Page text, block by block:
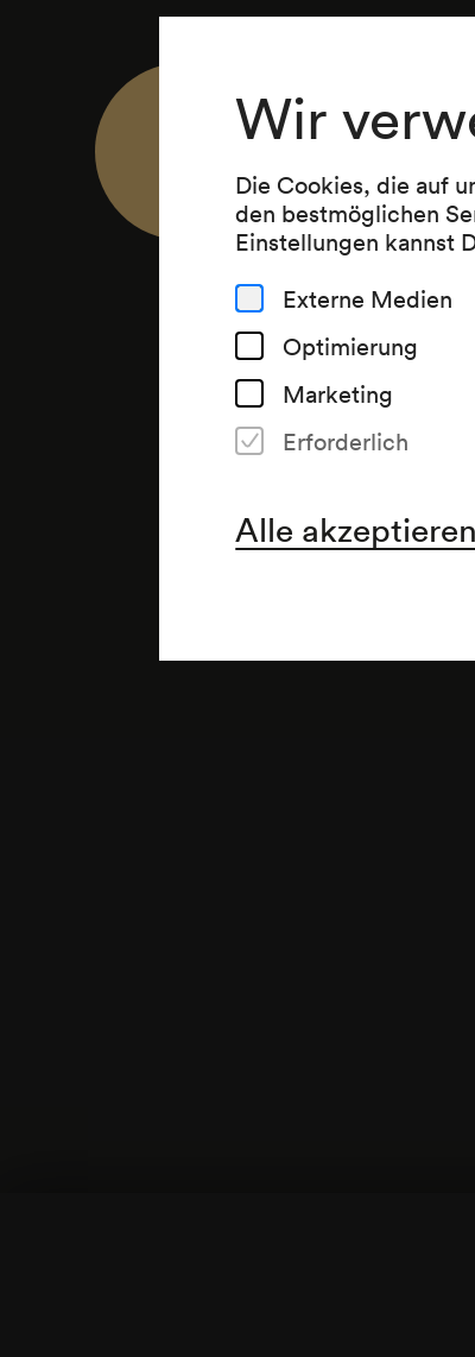
Wir
Die Cookies, die auf
den bestmöglichen
Einstellungen kannst
Externe Medien
Optimierung
Marketing
Erforderlich
Alle akzeptieren
Anmerkung